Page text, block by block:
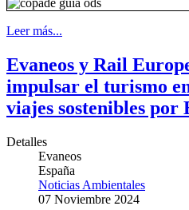
Leer más...
Evaneos y Rail
impulsar el turismo
viajes sostenibles por
Detalles
Evaneos
España
Noticias Ambientales
07 Noviembre 2024